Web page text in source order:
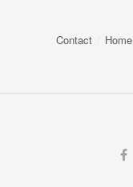
Contact Home